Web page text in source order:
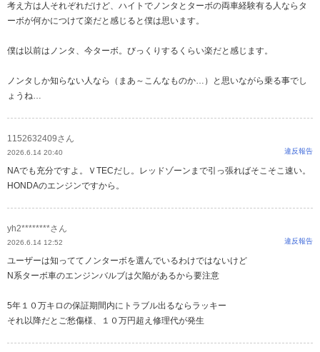
考え方は人それぞれだけど、ハイトでノンタとターボの両車経験有る人ならタ
ーボが何かにつけて楽だと感じると僕は思います。
僕は以前はノンタ、今ターボ。びっくりするくらい楽だと感じます。
ノンタしか知らない人なら（まあ～こんなものか…）と思いながら乗る事でし
ょうね…
1152632409さん
2026.6.14 20:40 違反報告
NAでも充分ですよ。ＶTECだし。レッドゾーンまで引っ張ればそこそこ速い。
HONDAのエンジンですから。
yh2********さん
2026.6.14 12:52 違反報告
ユーザーは知っててノンターボを選んでいるわけではないけど
N系ターボ車のエンジンバルブは欠陥があるから要注意
5年１０万キロの保証期間内にトラブル出るならラッキー
それ以降だとご愁傷様、１０万円超え修理代が発生